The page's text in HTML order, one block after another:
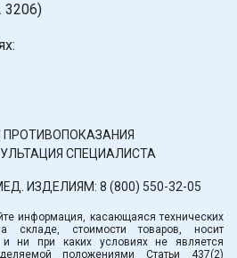
3206)
ПРОТИВОПОКАЗАНИЯ
СПЕЦИАЛИСТА
ИЗДЕЛИЯМ: 8 (800) 550-32-05
информация, касающаяся технических
складе, стоимости товаров, носит
и ни при каких условиях не является
положениями Статьи 437(2)